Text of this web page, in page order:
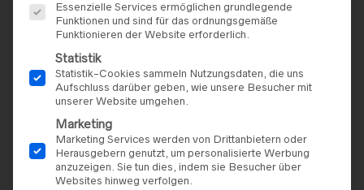
REBECCA INGRAM
BRAUTKLEIDER
EVIE YOUNG BRAUTKLEIDER
Evie Young – Deja
Essenzielle Services ermöglichen grundlegende
Funktionen und sind für das ordnungsgemäße
Funktionieren der Website erforderlich.
Statistik
Statistik-Cookies sammeln Nutzungsdaten, die uns
Aufschluss darüber geben, wie unsere Besucher mit
unserer Website umgehen.
Marketing
Marketing Services werden von Drittanbietern oder
Herausgebern genutzt, um personalisierte Werbung
anzuzeigen. Sie tun dies, indem sie Besucher über
Websites hinweg verfolgen.